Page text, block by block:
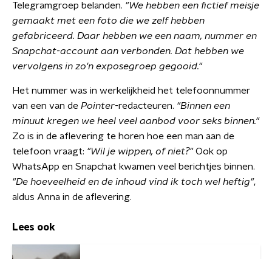
Telegramgroep belanden. "We hebben een fictief meisje
gemaakt met een foto die we zelf hebben
gefabriceerd. Daar hebben we een naam, nummer en
Snapchat-account aan verbonden. Dat hebben we
vervolgens in zo'n exposegroep gegooid."
Het nummer was in werkelijkheid het telefoonnummer
van een van de Pointer-redacteuren. "Binnen een
minuut kregen we heel veel aanbod voor seks binnen."
Zo is in de aflevering te horen hoe een man aan de
telefoon vraagt: "Wil je wippen, of niet?"Ook op
WhatsApp en Snapchat kwamen veel berichtjes binnen.
"De hoeveelheid en de inhoud vind ik toch wel heftig",
aldus Anna in de aflevering.
Lees ook